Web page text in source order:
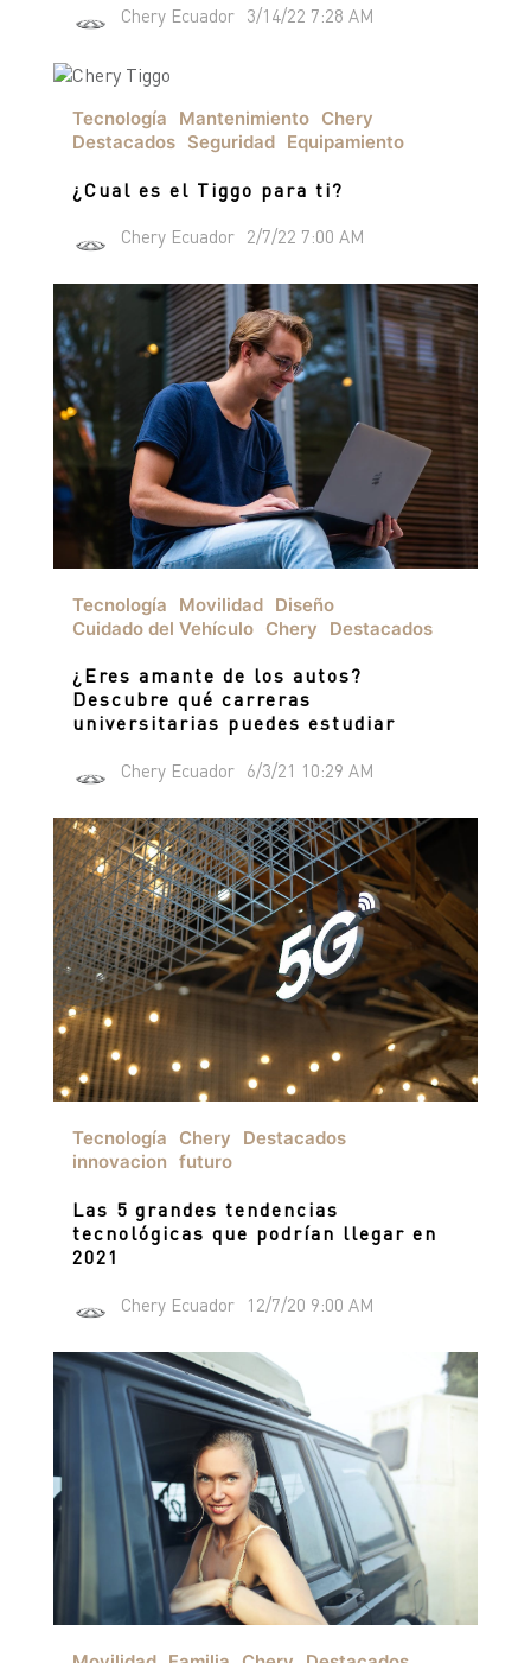
Chery Ecuador 3/14/22 7:28 AM
Tecnología Mantenimiento Chery
Destacados Seguridad Equipamiento
¿Cual es el Tiggo para ti?
Chery Ecuador 2/7/22 7:00 AM
Tecnología Movilidad Diseño
Cuidado del Vehículo Chery Destacados
¿Eres amante de los autos?
Descubre qué carreras
universitarias puedes estudiar
Chery Ecuador 6/3/21 10:29 AM
Tecnología Chery
Destacados
innovacion futuro
Las 5 grandes tendencias
tecnológicas que podrían llegar en
2021
Chery Ecuador 12/7/20 9:00 AM